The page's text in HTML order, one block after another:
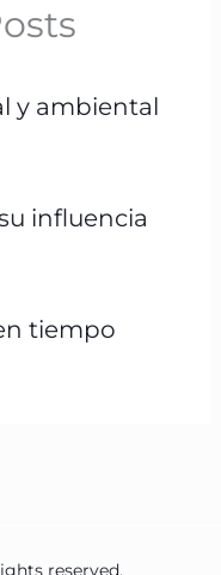
y ambiental
influencia
tiempo
reserved.